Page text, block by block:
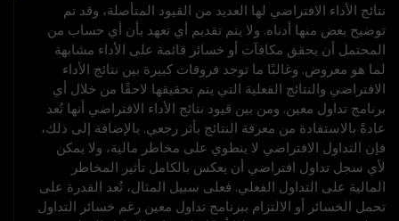
نتائج الأداء الافتراضي لها العديد من القيود المتأصلة، وقد تم
توضيح بعض منها أدناه. ولا يتم تقديم أي تعهد بأن أي حساب من
المحتمل أن يحقق مكافآت أو خسائر قائمة على الأداء مشابهة
لما هو معروض. وغالبًا ما توجد فروقات كبيرة بين نتائج الأداء
الافتراضي والنتائج الفعلية التي يتم تحقيقها لاحقًا من خلال أي
برنامج تداول معين. ومن بين قيود نتائج الأداء الافتراضي أنها تُعد
عادةً بالاستفادة من معرفة النتائج بأثر رجعي. بالإضافة إلى ذلك،
فإن التداول الافتراضي لا ينطوي على مخاطر مالية، ولا يمكن
لأي سجل تداول افتراضي أن يعكس بالكامل تأثير المخاطر
المالية على التداول الفعلي. فعلى سبيل المثال، تُعد القدرة على
تحمل الخسائر أو الالتزام ببرنامج تداول معين رغم خسائر التداول